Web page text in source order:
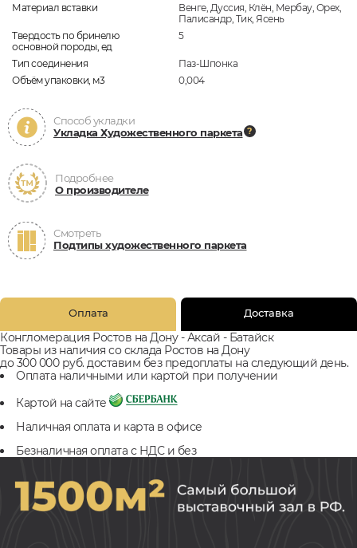
Материал вставки
Венге, Дуссия, Клён, Мербау, Орех,
Палисандр, Тик, Ясень
Твердость по бринелю
основной породы, ед
5
Тип соединения
Паз-Шпонка
Объём упаковки, м3
0,004
Способ укладки
Укладка Художественного паркета
Подробнее
О производителе
Смотреть
Подтипы художественного паркета
Оплата Доставка
Конгломерация Ростов на Дону - Аксай - Батайск
Товары из наличия со склада Ростов на Дону
до 300 000 руб. доставим без предоплаты на следующий день.
Оплата наличными или картой при получении
Картой на сайте
Наличная оплата и карта в офисе
Безналичная оплата с НДС и без